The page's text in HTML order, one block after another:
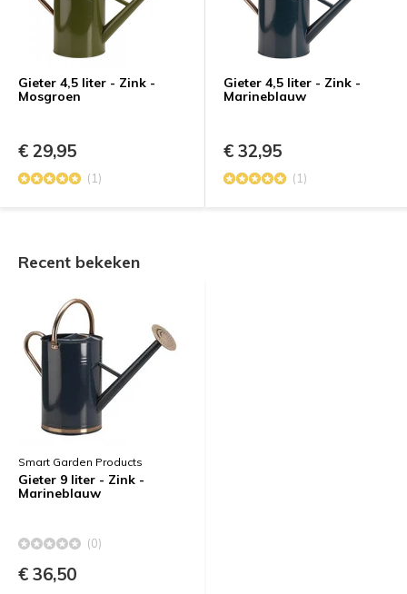
Gieter 4,5 liter - Zink -
Mosgroen
€ 29,95
(1)
Gieter 4,5 liter - Zink -
Marineblauw
€ 32,95
(1)
Recent bekeken
Smart Garden Products
Gieter 9 liter - Zink -
Marineblauw
(0)
€ 36,50